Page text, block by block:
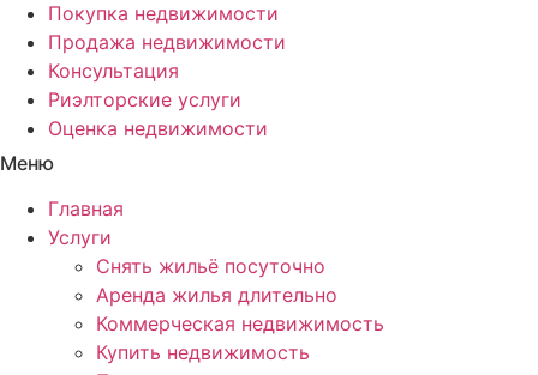
Покупка недвижимости
Продажа недвижимости
Консультация
Риэлторские услуги
Оценка недвижимости
Меню
Главная
Услуги
Снять жильё посуточно
Аренда жилья длительно
Коммерческая недвижимость
Купить недвижимость